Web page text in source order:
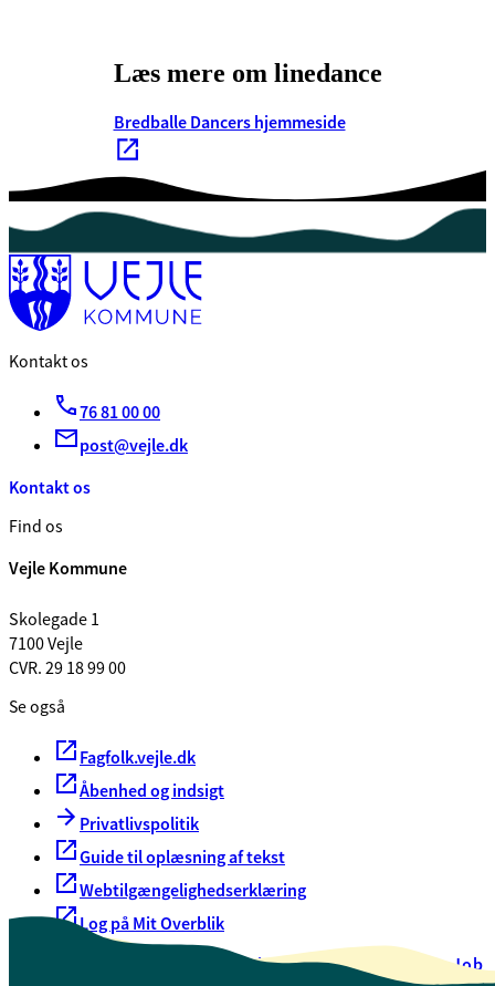
Læs mere om linedance
Bredballe Dancers hjemmeside
Kontakt os
76 81 00 00
post@vejle.dk
Kontakt os
Find os
Vejle Kommune
Skolegade 1
7100 Vejle
CVR. 29 18 99 00
Se også
Fagfolk.vejle.dk
Åbenhed og indsigt
Privatlivspolitik
Guide til oplæsning af tekst
Webtilgængelighedserklæring
Log på Mit Overblik
Oversigt over selvbetjeningJob